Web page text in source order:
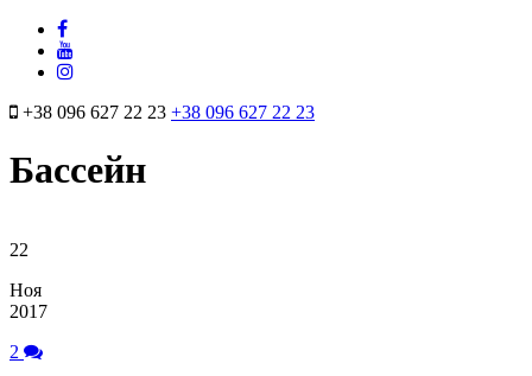
+38 096 627 22 23 +38 096 627 22 23
Бассейн
22
Ноя
2017
2